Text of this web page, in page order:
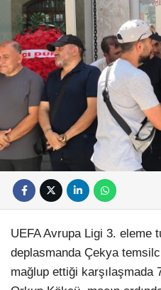
UEFA Avrupa Ligi 3. eleme
deplasmanda Çekya
mağlup ettiği karşılaşmada